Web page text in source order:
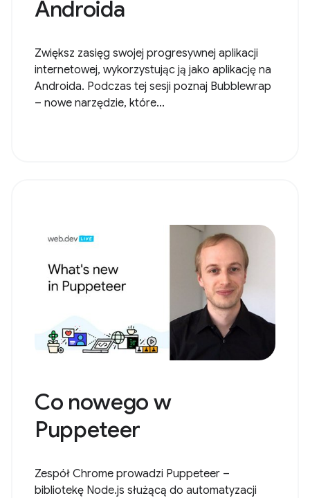
Androida
Zwiększ zasięg swojej progresywnej aplikacji
internetowej, wykorzystując ją jako aplikację na
Androida. Podczas tej sesji poznaj Bubblewrap
– nowe narzędzie, które...
Co nowego w
Puppeteer
Zespół Chrome prowadzi Puppeteer –
bibliotekę Node.js służącą do automatyzacji